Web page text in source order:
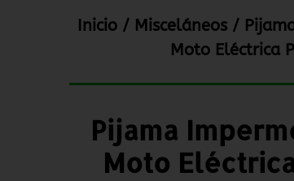
Inicio / Misceláneos /
Moto Eléctrica
Pijama
Moto